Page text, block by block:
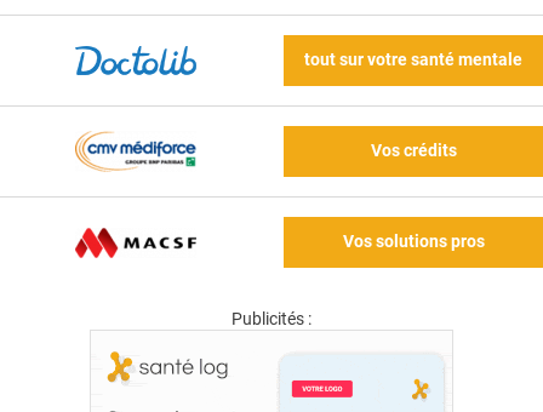
tout sur votre santé mentale
Vos crédits
Vos solutions pros
Publicités :